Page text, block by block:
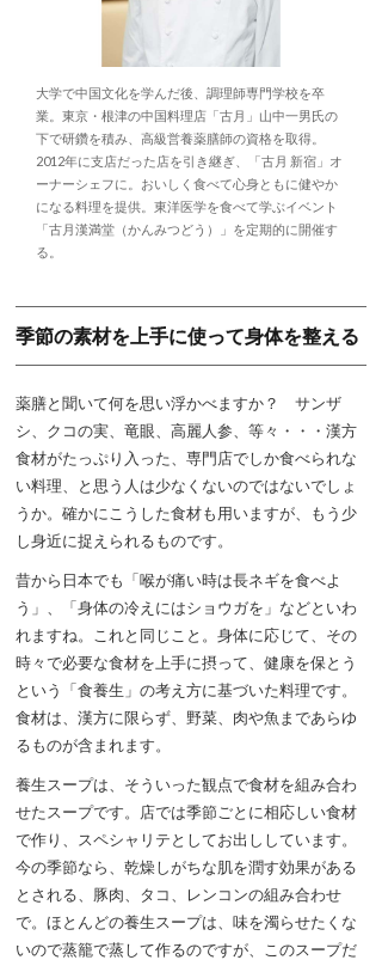
大学で中国文化を学んだ後、調理師専門学校を卒
業。東京・根津の中国料理店「古月」山中一男氏の
下で研鑽を積み、高級営養薬膳師の資格を取得。
2012年に支店だった店を引き継ぎ、「古月 新宿」オ
ーナーシェフに。おいしく食べて心身ともに健やか
になる料理を提供。東洋医学を食べて学ぶイベント
「古月漢満堂（かんみつどう）」を定期的に開催す
る。
季節の素材を上手に使って身体を整える
薬膳と聞いて何を思い浮かべますか？ サンザ
シ、クコの実、竜眼、高麗人参、等々・・・漢方
食材がたっぷり入った、専門店でしか食べられな
い料理、と思う人は少なくないのではないでしょ
うか。確かにこうした食材も用いますが、もう少
し身近に捉えられるものです。
昔から日本でも「喉が痛い時は長ネギを食べよ
う」、「身体の冷えにはショウガを」などといわ
れますね。これと同じこと。身体に応じて、その
時々で必要な食材を上手に摂って、健康を保とう
という「食養生」の考え方に基づいた料理です。
食材は、漢方に限らず、野菜、肉や魚まであらゆ
るものが含まれます。
養生スープは、そういった観点で食材を組み合わ
せたスープです。店では季節ごとに相応しい食材
で作り、スペシャリテとしてお出ししています。
今の季節なら、乾燥しがちな肌を潤す効果がある
とされる、豚肉、タコ、レンコンの組み合わせ
で。ほとんどの養生スープは、味を濁らせたくな
いので蒸籠で蒸して作るのですが、このスープだ